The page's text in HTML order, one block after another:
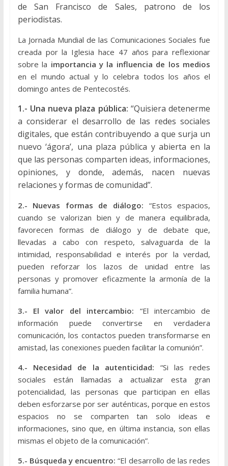
de San Francisco de Sales, patrono de los
periodistas.
La Jornada Mundial de las Comunicaciones Sociales fue
creada por la Iglesia hace 47 años para reflexionar
sobre la importancia y la influencia de los medios
en el mundo actual y lo celebra todos los años el
domingo antes de Pentecostés.
1.- Una nueva plaza pública: “Quisiera detenerme
a considerar el desarrollo de las redes sociales
digitales, que están contribuyendo a que surja un
nuevo ‘ágora’, una plaza pública y abierta en la
que las personas comparten ideas, informaciones,
opiniones, y donde, además, nacen nuevas
relaciones y formas de comunidad”.
2.- Nuevas formas de diálogo: “Estos espacios,
cuando se valorizan bien y de manera equilibrada,
favorecen formas de diálogo y de debate que,
llevadas a cabo con respeto, salvaguarda de la
intimidad, responsabilidad e interés por la verdad,
pueden reforzar los lazos de unidad entre las
personas y promover eficazmente la armonía de la
familia humana”.
3.- El valor del intercambio: “El intercambio de
información puede convertirse en verdadera
comunicación, los contactos pueden transformarse en
amistad, las conexiones pueden facilitar la comunión”.
4.- Necesidad de la autenticidad: “Si las redes
sociales están llamadas a actualizar esta gran
potencialidad, las personas que participan en ellas
deben esforzarse por ser auténticas, porque en estos
espacios no se comparten tan solo ideas e
informaciones, sino que, en última instancia, son ellas
mismas el objeto de la comunicación”.
5.- Búsqueda y encuentro: “El desarrollo de las redes